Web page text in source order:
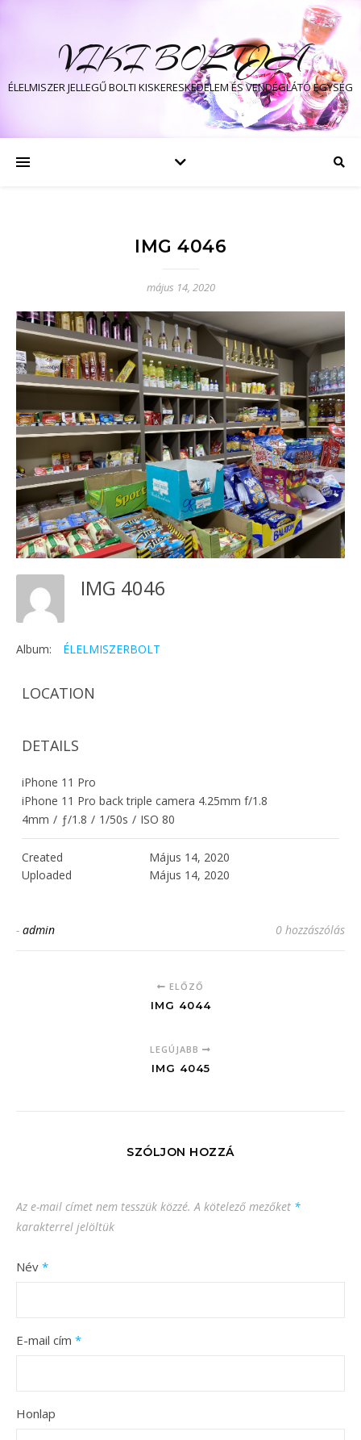
VIKI BOLTJA
ÉLELMISZER JELLEGŰ BOLTI KISKERESKEDELEM ÉS VENDÉGLÁTÓ EGYSÉG
IMG 4046
május 14, 2020
IMG 4046
Album: ÉLELMISZERBOLT
LOCATION
DETAILS
iPhone 11 Pro
iPhone 11 Pro back triple camera 4.25mm f/1.8
4mm / ƒ/1.8 / 1/50s / ISO 80
Created
Május 14, 2020
Uploaded
Május 14, 2020
- admin 0 hozzászólás
ELŐZŐ
IMG 4044
LEGÚJABB
IMG 4045
SZÓLJON HOZZÁ
Az e-mail címet nem tesszük közzé. A kötelező mezőket *
karakterrel jelöltük
Név *
E-mail cím *
Honlap